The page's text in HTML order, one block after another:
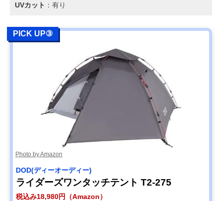
UVカット ：有り
PICK UP③
Photo by Amazon
DOD(ディーオーディー)
ライダーズワンタッチテント T2-275
税込み18,980円（Amazon）